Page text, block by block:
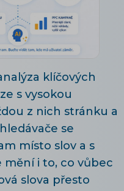
klíčových
s vysokou
z nich stránku a
se
místo slov a s
mění i to, co vůbec
slova přesto